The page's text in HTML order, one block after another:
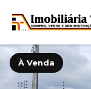
À Venda